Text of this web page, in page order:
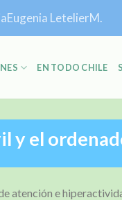
LetelierM.
EN TODO CHILE
y el
atención e